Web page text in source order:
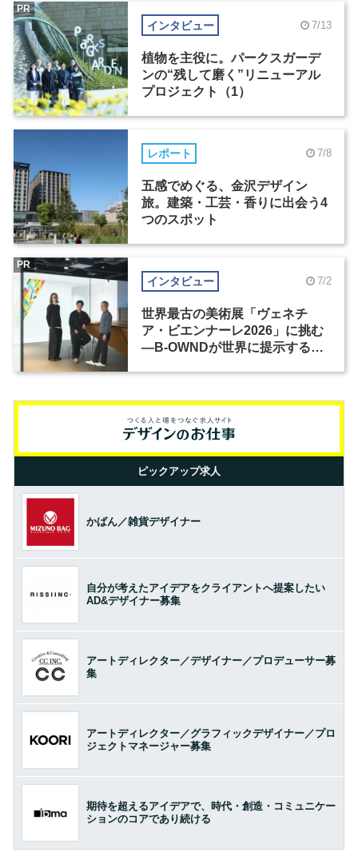
インタビュー 7/13
植物を主役に。パークスガーデ
ンの“残して磨く”リニューアル
プロジェクト（1）
PR
レポート 7/8
五感でめぐる、金沢デザイン
旅。建築・工芸・香りに出会う4
つのスポット
インタビュー 7/2
世界最古の美術展「ヴェネチ
ア・ビエンナーレ2026」に挑む
―B-OWNDが世界に提示する美
PR
ピックアップ求人
かばん／雑貨デザイナー
自分が考えたアイデアをクライアントへ提案したい
AD&デザイナー募集
アートディレクター／デザイナー／プロデューサー募
集
アートディレクター／グラフィックデザイナー／プロ
ジェクトマネージャー募集
期待を超えるアイデアで、時代・創造・コミュニケー
ションのコアであり続ける